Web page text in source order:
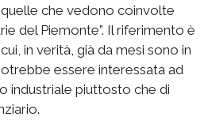
che vedono coinvolte
del Piemonte”. Il riferimento è
in verità, già da mesi sono in
essere interessata ad
industriale piuttosto che di